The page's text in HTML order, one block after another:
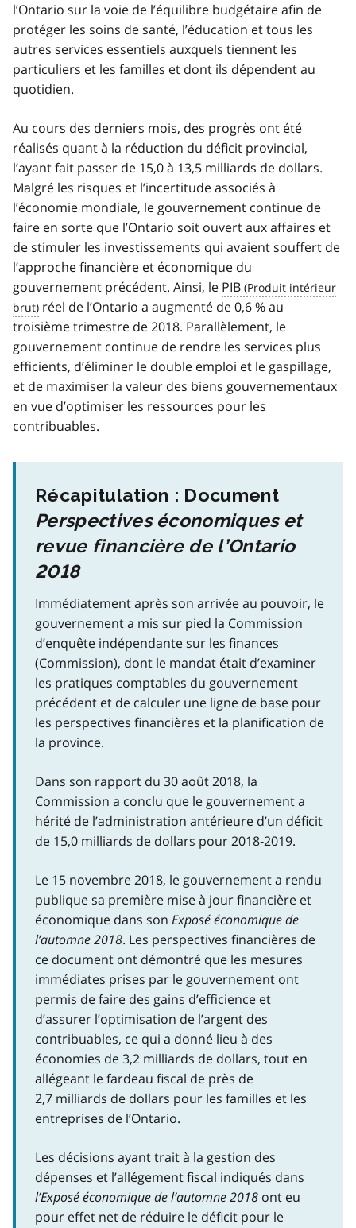
l’Ontario sur la voie de l’équilibre budgétaire afin de
protéger les soins de santé, l’éducation et tous les
autres services essentiels auxquels tiennent les
particuliers et les familles et dont ils dépendent au
quotidien.
Au cours des derniers mois, des progrès ont été
réalisés quant à la réduction du déficit provincial,
l’ayant fait passer de 15,0 à 13,5 milliards de dollars.
Malgré les risques et l’incertitude associés à
l’économie mondiale, le gouvernement continue de
faire en sorte que l’Ontario soit ouvert aux affaires et
de stimuler les investissements qui avaient souffert de
l’approche financière et économique du
gouvernement précédent. Ainsi, le PIB
réel de l’Ontario a augmenté de 0,6 % au
troisième trimestre de 2018. Parallèlement, le
gouvernement continue de rendre les services plus
efficients, d’éliminer le double emploi et le gaspillage,
et de maximiser la valeur des biens gouvernementaux
en vue d’optimiser les ressources pour les
contribuables.
Récapitulation : Document
Perspectives économiques et
revue financière de l’Ontario
2018
Immédiatement après son arrivée au pouvoir, le
gouvernement a mis sur pied la Commission
d’enquête indépendante sur les finances
(Commission), dont le mandat était d’examiner
les pratiques comptables du gouvernement
précédent et de calculer une ligne de base pour
les perspectives financières et la planification de
la province.
Dans son rapport du 30 août 2018, la
Commission a conclu que le gouvernement a
hérité de l’administration antérieure d’un déficit
de 15,0 milliards de dollars pour 2018‐2019.
Le 15 novembre 2018, le gouvernement a rendu
publique sa première mise à jour financière et
économique dans son Exposé économique de
l’automne 2018. Les perspectives financières de
ce document ont démontré que les mesures
immédiates prises par le gouvernement ont
permis de faire des gains d’efficience et
d’assurer l’optimisation de l’argent des
contribuables, ce qui a donné lieu à des
économies de 3,2 milliards de dollars, tout en
allégeant le fardeau fiscal de près de
2,7 milliards de dollars pour les familles et les
entreprises de l’Ontario.
Les décisions ayant trait à la gestion des
dépenses et l’allégement fiscal indiqués dans
l’Exposé économique de l’automne 2018 ont eu
pour effet net de réduire le déficit pour le